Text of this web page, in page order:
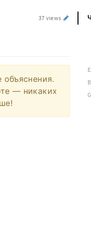
37 views
— никаких